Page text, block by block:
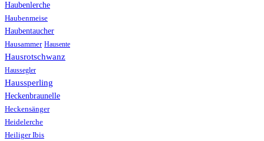
Haubenlerche
Haubenmeise
Haubentaucher
Hausammer Hausente
Hausrotschwanz
Haussegler
Haussperling
Heckenbraunelle
Heckensänger
Heidelerche
Heiliger Ibis